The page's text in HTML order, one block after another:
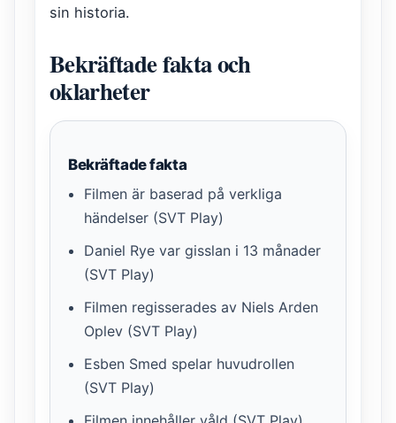
sin historia.
Bekräftade fakta och
oklarheter
Bekräftade fakta
Filmen är baserad på verkliga
händelser (SVT Play)
Daniel Rye var gisslan i 13 månader
(SVT Play)
Filmen regisserades av Niels Arden
Oplev (SVT Play)
Esben Smed spelar huvudrollen
(SVT Play)